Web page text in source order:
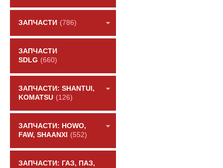
ЗАПЧАСТИ (786)
ЗАПЧАСТИ
SDLG (660)
ЗАПЧАСТИ: SHANTUI,
KOMATSU (126)
ЗАПЧАСТИ: HOWO,
FAW, SHAANXI
(552)
ЗАПЧАСТИ: ГАЗ, ПАЗ,